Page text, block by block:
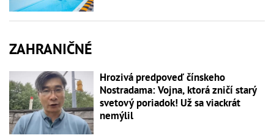
ZAHRANIČNÉ
Hrozivá predpoveď čínskeho
Nostradama: Vojna, ktorá zničí starý
svetový poriadok! Už sa viackrát
nemýlil